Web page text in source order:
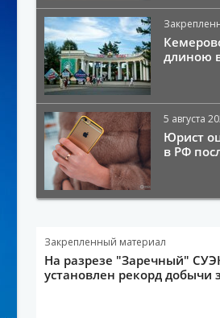
длиною
5 августа
Юрист
в РФ
Закрепленный материал
На разрезе "Заречный"
установлен рекорд добычи